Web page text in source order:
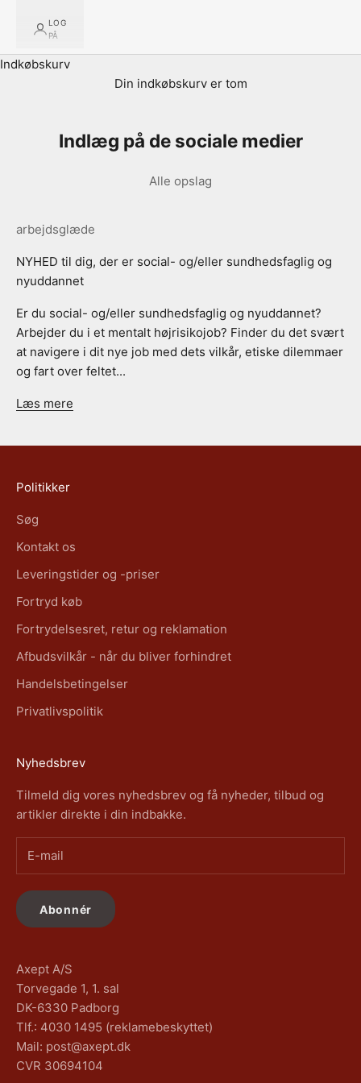
LOG
PÅ
Indkøbskurv
Din indkøbskurv er tom
Indlæg på de sociale medier
Alle opslag
arbejdsglæde
NYHED til dig, der er social- og/eller sundhedsfaglig og
nyuddannet
Er du social- og/eller sundhedsfaglig og nyuddannet?
Arbejder du i et mentalt højrisikojob? Finder du det svært
at navigere i dit nye job med dets vilkår, etiske dilemmaer
og fart over feltet...
Læs mere
Politikker
Søg
Kontakt os
Leveringstider og -priser
Fortryd køb
Fortrydelsesret, retur og reklamation
Afbudsvilkår - når du bliver forhindret
Handelsbetingelser
Privatlivspolitik
Nyhedsbrev
Tilmeld dig vores nyhedsbrev og få nyheder, tilbud og
artikler direkte i din indbakke.
Abonnér
Axept A/S
Torvegade 1, 1. sal
DK-6330 Padborg
Tlf.: 4030 1495 (reklamebeskyttet)
Mail: post@axept.dk
CVR 30694104